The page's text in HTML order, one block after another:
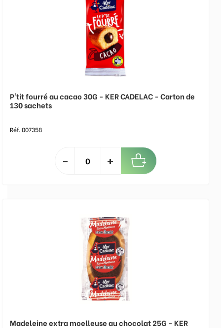
P'tit fourré au cacao 30G - KER CADELAC - Carton de
130 sachets
Réf. 007358
Madeleine extra moelleuse au chocolat 25G - KER